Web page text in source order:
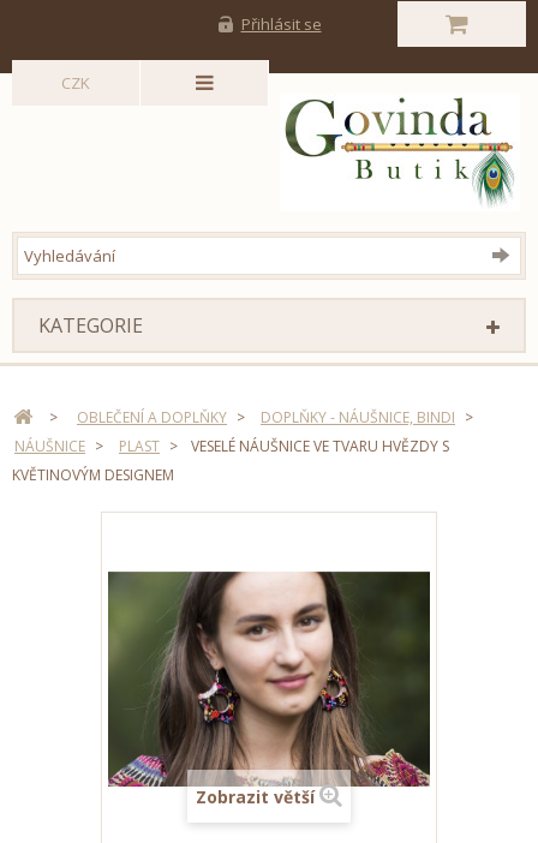
Přihlásit se
CZK
KATEGORIE
> OBLEČENÍ A DOPLŇKY > DOPLŇKY - NÁUŠNICE, BINDI >
NÁUŠNICE > PLAST >
VESELÉ NÁUŠNICE VE TVARU HVĚZDY S
KVĚTINOVÝM DESIGNEM
Zobrazit větší